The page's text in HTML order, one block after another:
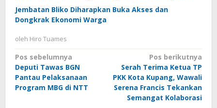
Jembatan Bliko Diharapkan Buka Akses dan
Dongkrak Ekonomi Warga
oleh Hiro Tuames
Navigasi
pos
Pos sebelumnya
Deputi Tawas BGN
Pantau Pelaksanaan
Program MBG di NTT
Pos berikutnya
Serah Terima Ketua TP
PKK Kota Kupang, Wawali
Serena Francis Tekankan
Semangat Kolaborasi